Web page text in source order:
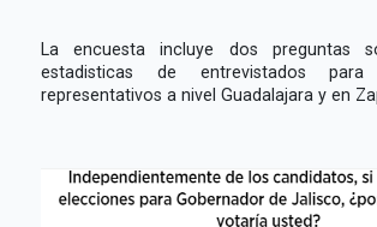
La encuesta incluye dos preguntas
estadisticas de entrevistados
representativos a nivel Guadalajara y en